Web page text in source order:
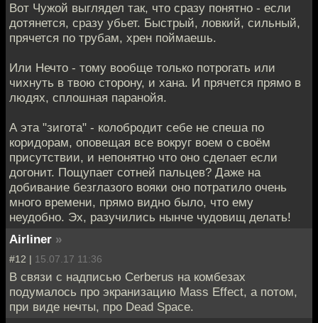
Вот Чужой выглядел так, что сразу понятно - если
дотянется, сразу убьет. Быстрый, ловкий, сильный,
прячется по трубам, хрен поймаешь.
Или Нечто - тому вообще только потрогать или
чихнуть в твою сторону, и хана. И прячется прямо в
людях, сплошная паранойя.
А эта "зигота" - колобродит себе не спеша по
коридорам, оповещая все вокруг воем о своём
присутствии, и непонятно что оно сделает если
догонит. Пощупает сотней пальцев? Даже на
добивание безглазого вояки оно потратило очень
много времени, прямо видно было, что ему
неудобно. Эх, разучились нынче чудовищ делать!
Airliner »
#12 | 15.07.17 11:36
В связи с надписью Cerberus на комбезах
подумалось про экранизацию Mass Effect, а потом,
при виде нечты, про Dead Space.